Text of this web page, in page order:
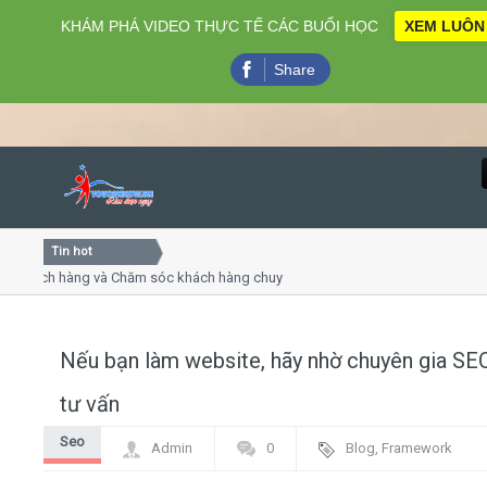
Close
Home
Tin hot
hàng và Chăm sóc khách hàng chuyên nghiệp
Nếu bạn làm website, hãy nhờ chuyên gia
tư vấn
Seo Admin 0 Blog, Framework
KHÁM PHÁ VIDEO THỰC TẾ CÁC BUỔI HỌC XEM LUÔN
Share